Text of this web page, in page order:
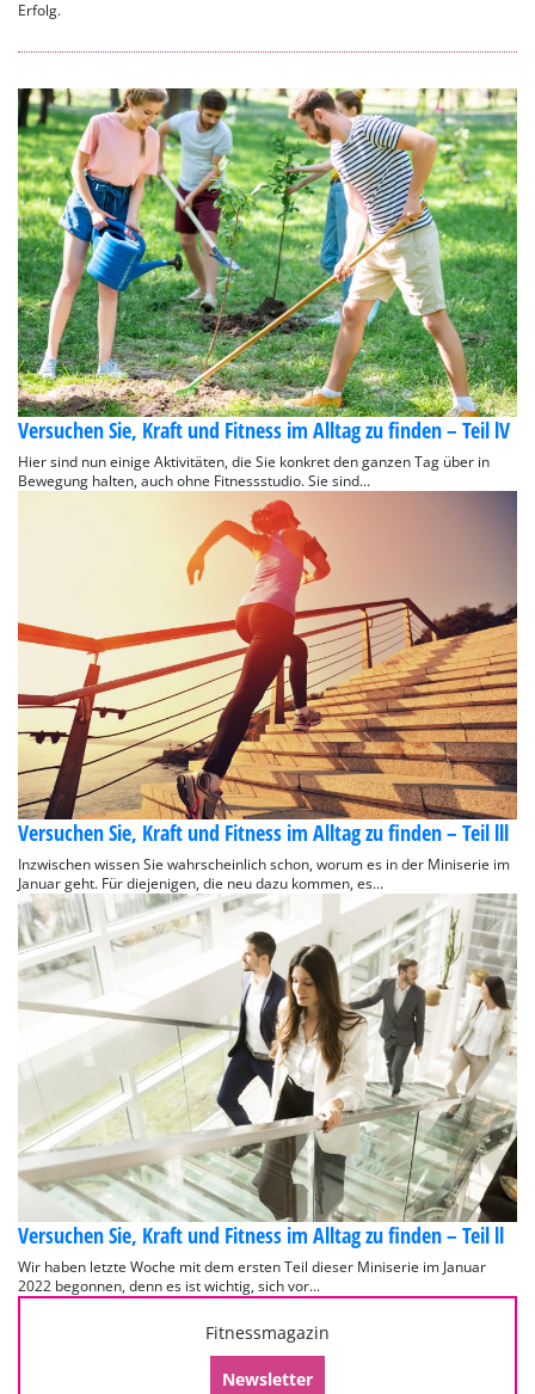
Erfolg.
Versuchen Sie, Kraft und Fitness im Alltag zu finden – Teil lV
Hier sind nun einige Aktivitäten, die Sie konkret den ganzen Tag über in
Bewegung halten, auch ohne Fitnessstudio. Sie sind...
Versuchen Sie, Kraft und Fitness im Alltag zu finden – Teil lll
Inzwischen wissen Sie wahrscheinlich schon, worum es in der Miniserie im
Januar geht. Für diejenigen, die neu dazu kommen, es...
Versuchen Sie, Kraft und Fitness im Alltag zu finden – Teil ll
Wir haben letzte Woche mit dem ersten Teil dieser Miniserie im Januar
2022 begonnen, denn es ist wichtig, sich vor...
Fitnessmagazin
Newsletter